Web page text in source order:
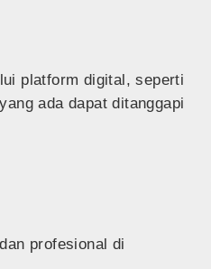
platform digital, seperti
ada dapat ditanggapi
profesional di